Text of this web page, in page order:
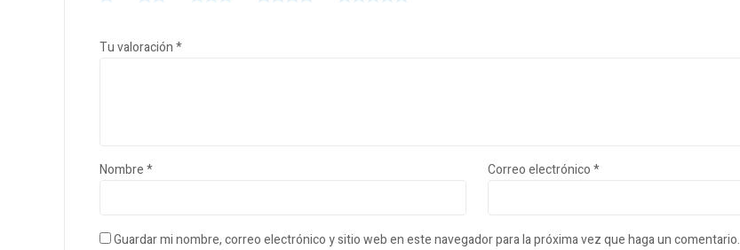
Tu valoración*
Nombre* Correo electrónico*
Guardar mi nombre, correo electrónico y sitio web en este navegador para la próxima vez que haga un comentario.